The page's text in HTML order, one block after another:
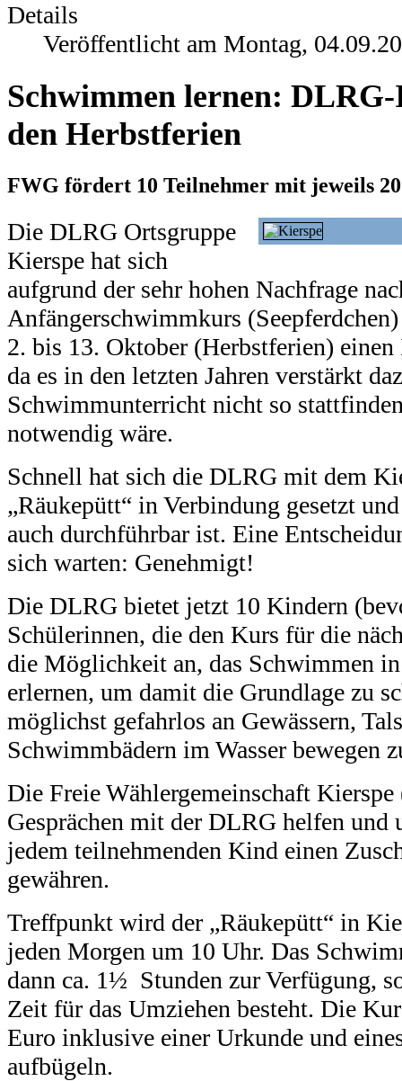
Details
Veröffentlicht am Montag,
Schwimmen lernen:
den Herbstferien
FWG fördert 10 Teilnehmer mit jeweils
Die DLRG Ortsgruppe
Kierspe hat sich
aufgrund der sehr hohen Nachfrage
Anfängerschwimmkurs
2. bis 13. Oktober (Herbstferien)
da es in den letzten Jahren verstärkt
Schwimmunterricht nicht so
notwendig wäre.
Schnell hat sich die DLRG mit dem
„Räukepütt“ in Verbindung gesetzt
auch durchführbar ist. Eine
sich warten: Genehmigt!
Die DLRG bietet jetzt 10 Kindern
Schülerinnen, die den Kurs für die
die Möglichkeit an, das Schwimmen
erlernen, um damit die Grundlage zu
möglichst gefahrlos an Gewässern,
Schwimmbädern im Wasser bewegen
Die Freie Wählergemeinschaft
Gesprächen mit der DLRG helfen und
jedem teilnehmenden Kind einen
gewähren.
Treffpunkt wird der „Räukepütt“ in
jeden Morgen um 10 Uhr. Das
dann ca. 1½ Stunden zur Verfügung,
Zeit für das Umziehen besteht. Die
Euro inklusive einer Urkunde und
aufbügeln.